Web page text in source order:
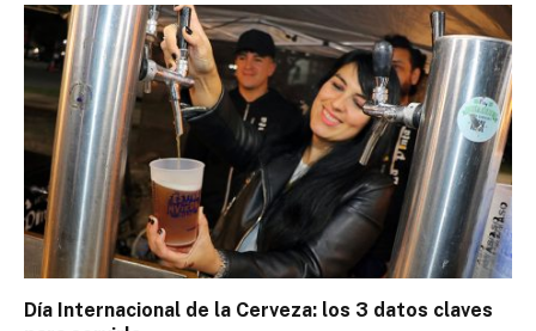
Día Internacional de la Cerveza: los 3 datos claves